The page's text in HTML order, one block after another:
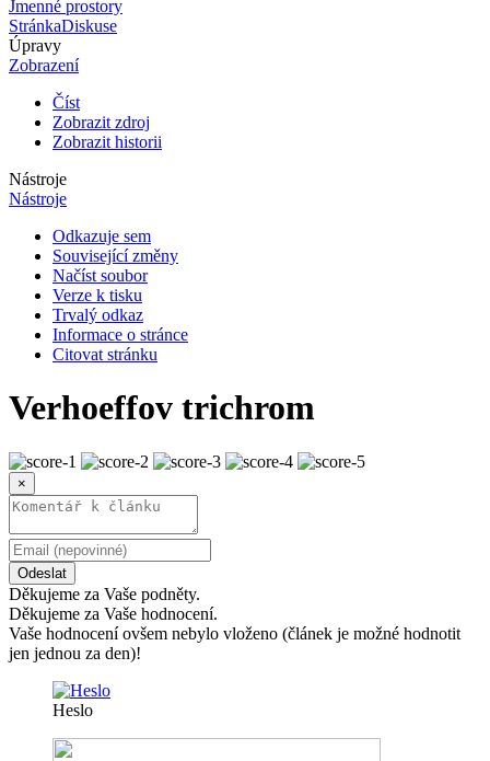
Jmenné prostory
StránkaDiskuse
Úpravy
Zobrazení
Číst
Zobrazit zdroj
Zobrazit historii
Nástroje
Nástroje
Odkazuje sem
Související změny
Načíst soubor
Verze k tisku
Trvalý odkaz
Informace o stránce
Citovat stránku
Verhoeffov trichrom
×
Odeslat
Děkujeme za Vaše podněty.
Děkujeme za Vaše hodnocení.
Vaše hodnocení ovšem nebylo vloženo (článek je možné hodnotit
jen jednou za den)!
Heslo